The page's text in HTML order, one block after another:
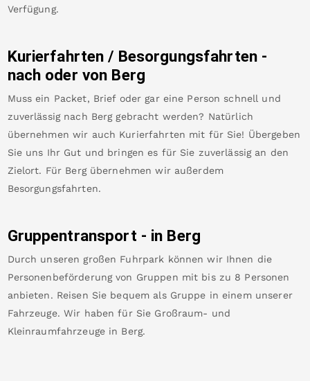
Verfügung.
Kurierfahrten / Besorgungsfahrten -
nach oder von Berg
Muss ein Packet, Brief oder gar eine Person schnell und
zuverlässig nach Berg gebracht werden? Natürlich
übernehmen wir auch Kurierfahrten mit für Sie! Übergeben
Sie uns Ihr Gut und bringen es für Sie zuverlässig an den
Zielort. Für Berg übernehmen wir außerdem
Besorgungsfahrten.
Gruppentransport - in Berg
Durch unseren großen Fuhrpark können wir Ihnen die
Personenbeförderung von Gruppen mit bis zu 8 Personen
anbieten. Reisen Sie bequem als Gruppe in einem unserer
Fahrzeuge. Wir haben für Sie Großraum- und
Kleinraumfahrzeuge in Berg.